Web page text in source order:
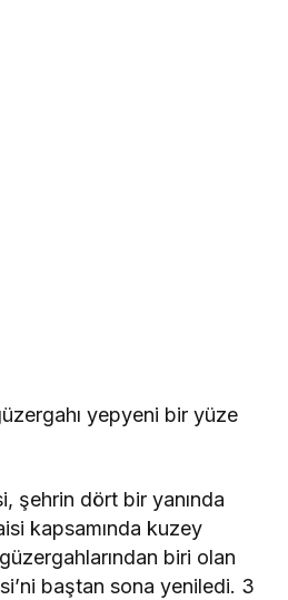
yepyeni bir yüze
şehrin dört bir yanında
kapsamında kuzey
biri olan
baştan sona yeniledi. 3